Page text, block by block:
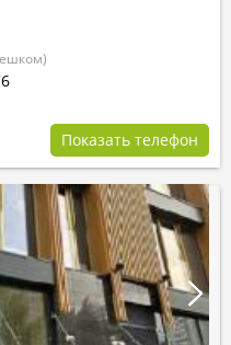
Показать телефон